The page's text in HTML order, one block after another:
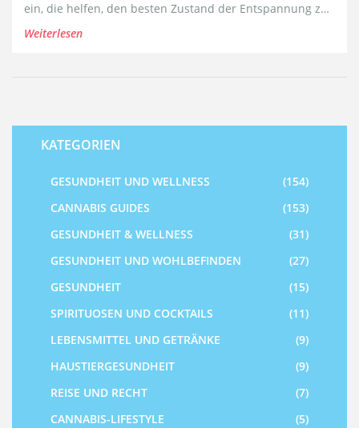
ein, die helfen, den besten Zustand der Entspannung zu
erreichen. Vom traditionellen Yoga bis hin zu modernen
Weiterlesen
KATEGORIEN
GESUNDHEIT UND WELLNESS
(154)
CANNABIS GUIDES
(153)
GESUNDHEIT & WELLNESS
(31)
GESUNDHEIT UND WOHLBEFINDEN
(27)
GESUNDHEIT
(15)
SPIRITUOSEN UND COCKTAILS
(11)
LEBENSMITTEL UND GETRÄNKE
(9)
HAUSTIERGESUNDHEIT
(9)
REISE UND RECHT
(7)
CANNABIS-LIFESTYLE
(5)